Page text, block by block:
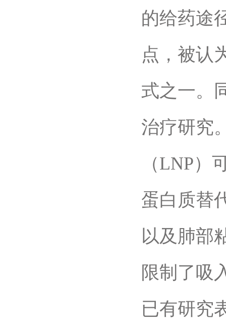
的给药途
点，被认
式之一。
治疗研究
（LNP
蛋白质替
以及肺部
限制了吸
已有研究